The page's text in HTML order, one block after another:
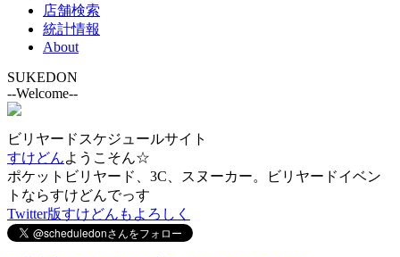
店舗検索
統計情報
About
SUKEDON
--Welcome--
ビリヤードスケジュールサイト
すけどんようこそん☆
ポケットビリヤード、3C、スヌーカー。ビリヤードイベン
トならすけどんでっす
Twitter版すけどんもよろしく